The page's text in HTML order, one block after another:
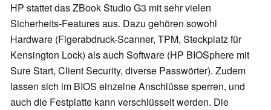
HP stattet das ZBook Studio G3 mit sehr vielen
Sicherheits-Features aus. Dazu gehören sowohl
Hardware (Figerabdruck-Scanner, TPM, Steckplatz für
Kensington Lock) als auch Software (HP BIOSphere mit
Sure Start, Client Security, diverse Passwörter). Zudem
lassen sich im BIOS einzelne Anschlüsse sperren, und
auch die Festplatte kann verschlüsselt werden. Die